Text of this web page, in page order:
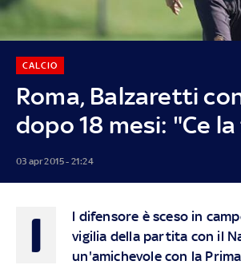
Roma, Balzaretti
dopo 18 mesi: "Ce
CALCIO
03 apr 2015 - 21:24
I
l difensore è sceso in
vigilia della partita con il
un'amichevole con la